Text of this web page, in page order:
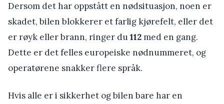
Dersom det har oppstått en nødsituasjon, noen er
skadet, bilen blokkerer et farlig kjørefelt, eller det
er røyk eller brann, ringer du112med en gang.
Dette er det felles europeiske nødnummeret, og
operatørene snakker flere språk.
Hvis alle er i sikkerhet og bilen bare har en